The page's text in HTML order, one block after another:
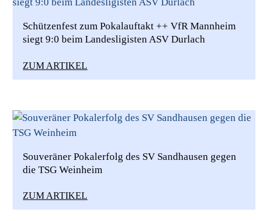
Schützenfest zum Pokalauftakt ++ VfR Mannheim
siegt 9:0 beim Landesligisten ASV Durlach
ZUM ARTIKEL
Souveräner Pokalerfolg des SV Sandhausen gegen
die TSG Weinheim
ZUM ARTIKEL